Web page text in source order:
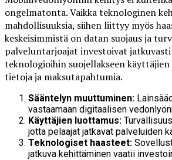
ongelmatonta. Vaikka teknologinen
mahdollisuuksia, siihen liittyy myös
keskeisimmistä on datan suojaus ja
palveluntarjoajat investoivat
teknologioihin suojellakseen
tietoja ja maksutapahtumia.
Sääntelyn muuttuminen:
vastaamaan digitaalisen
Käyttäjien luottamus:
jotta pelaajat jatkavat palveluiden
Teknologiset haasteet:
jatkuva kehittäminen vaatii